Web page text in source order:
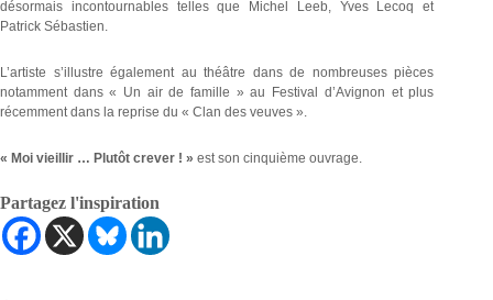
désormais incontournables telles que Michel Leeb, Yves Lecoq et
Patrick Sébastien.
L’artiste s’illustre également au théâtre dans de nombreuses pièces
notamment dans « Un air de famille » au Festival d’Avignon et plus
récemment dans la reprise du « Clan des veuves ».
« Moi vieillir … Plutôt crever ! » est son cinquième ouvrage.
Partagez l'inspiration